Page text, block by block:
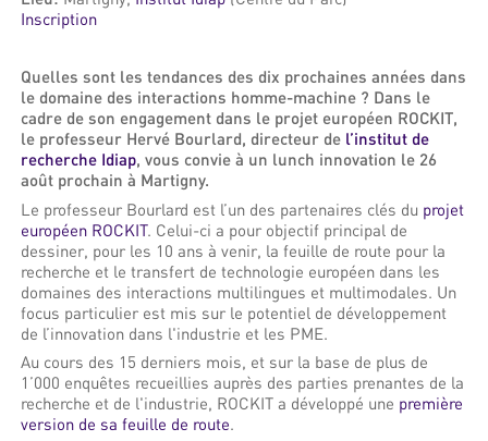
Inscription
Quelles sont les tendances des dix prochaines années dans
le domaine des interactions homme-machine ? Dans le
cadre de son engagement dans le projet européen ROCKIT,
le professeur Hervé Bourlard, directeur de l’institut de
recherche Idiap, vous convie à un lunch innovation le 26
août prochain à Martigny.
Le professeur Bourlard est l’un des partenaires clés du projet
européen ROCKIT. Celui-ci a pour objectif principal de
dessiner, pour les 10 ans à venir, la feuille de route pour la
recherche et le transfert de technologie européen dans les
domaines des interactions multilingues et multimodales. Un
focus particulier est mis sur le potentiel de développement
de l’innovation dans l'industrie et les PME.
Au cours des 15 derniers mois, et sur la base de plus de
1’000 enquêtes recueillies auprès des parties prenantes de la
recherche et de l'industrie, ROCKIT a développé une première
version de sa feuille de route.